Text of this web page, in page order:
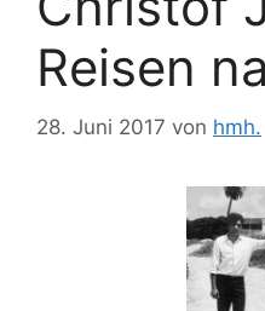
Reisen
28. Juni 2017 von hmh.